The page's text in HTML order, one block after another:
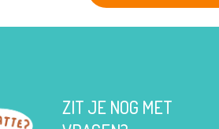
ZIT JE NOG MET